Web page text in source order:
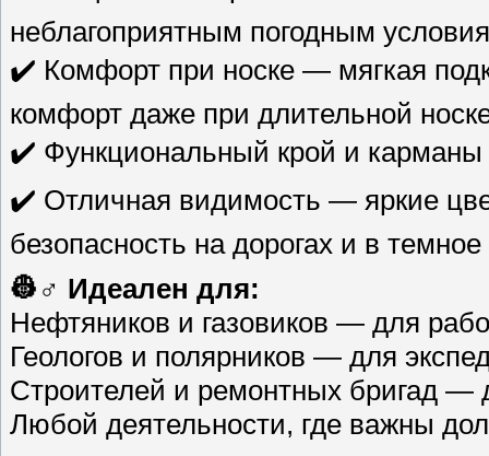
неблагоприятным погодным
✔️ Комфорт при носке — мягкая
комфорт даже при длительной
✔️ Функциональный крой и
✔️ Отличная видимость — яркие
безопасность на дорогах и в
👷♂️ Идеален для:
Нефтяников и газовиков — для
Геологов и полярников — для
Строителей и ремонтных бригад —
Любой деятельности, где важны